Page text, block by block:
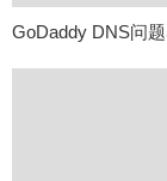
GoDaddy DNS问